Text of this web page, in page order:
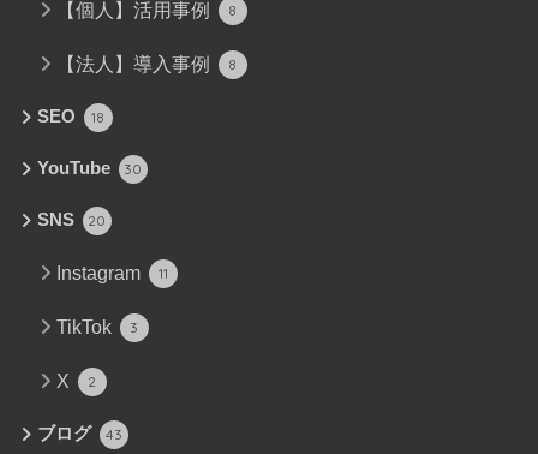
【個人】活用事例 8
【法人】導入事例 8
SEO 18
YouTube 30
SNS 20
Instagram 11
TikTok 3
X 2
ブログ 43